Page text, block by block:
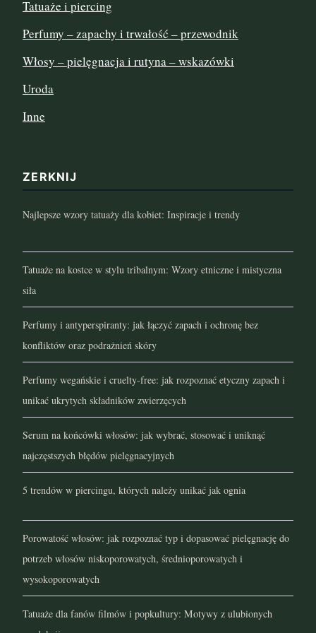
lipiec 2022
kwiecień 2022
luty 2022
styczeń 2022
grudzień 2021
listopad 2021
październik 2021
wrzesień 2021
sierpień 2021
lipiec 2021
czerwiec 2021
maj 2021
kwiecień 2021
marzec 2021
luty 2021
Tatuaże i piercing
Perfumy – zapachy i trwałość – przewodnik
Włosy – pielęgnacja i rutyna – wskazówki
Uroda
Inne
ZERKNIJ
Najlepsze wzory tatuaży dla kobiet: Inspiracje i trendy
Tatuaże na kostce w stylu tribalnym: Wzory etniczne i mistyczna
siła
Perfumy i antyperspiranty: jak łączyć zapach i ochronę bez
konfliktów oraz podrażnień skóry
Perfumy wegańskie i cruelty-free: jak rozpoznać etyczny zapach i
unikać ukrytych składników zwierzęcych
Serum na końcówki włosów: jak wybrać, stosować i uniknąć
najczęstszych błędów pielęgnacyjnych
5 trendów w piercingu, których należy unikać jak ognia
Porowatość włosów: jak rozpoznać typ i dopasować pielęgnację do
potrzeb włosów niskoporowatych, średnioporowatych i
wysokoporowatych
Tatuaże dla fanów filmów i popkultury: Motywy z ulubionych